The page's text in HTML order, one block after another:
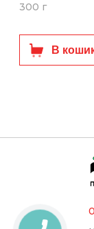
300 г
В
0